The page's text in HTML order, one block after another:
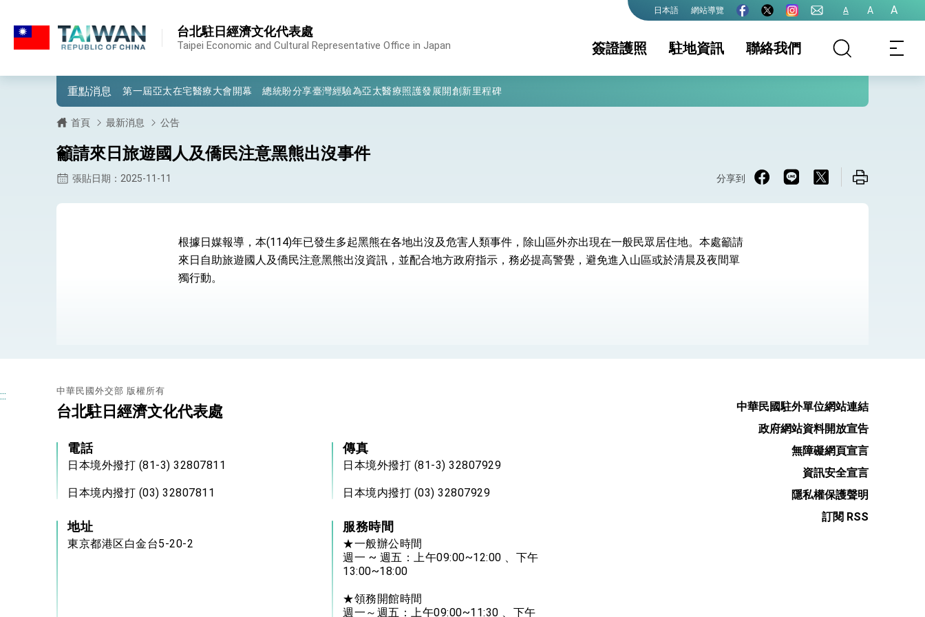
日本語 網站導覽 A A A
台北駐日經濟文化代表處
Taipei Economic and Cultural Representative Office in Japan 簽證護照
服務項目 領務最新資訊
護照
赴台
表
駐地資訊
簽證及入境須知 國家相關資訊
生活資訊
聯絡我們
重點消息
外交部重要言論
第一屆亞太在宅醫療大會開幕 總統盼分享臺灣經驗為亞太醫療照護發展開創新里程碑
外交部發布WHA文宣影片「台灣醫療點亮世界」及「台灣智慧醫療與健康產業展」預告短片，向世界展現台灣守護全球健康的創新能量
總統出訪史瓦帝尼返國談話 強調臺灣人有權利走向世界 盼與理念相近國家共同維護國際秩序
堅定走向世界 賴總統抵達史瓦帝尼王國進行國是訪問
總統與五院院長新春茶敘 盼化分歧為團結、為國家邁出合作第一步
台美貿易協議完成簽署達成6大目標、創5大歷史性突破 總統強調將以3大面向加速臺灣經濟轉型升級 籲請立院全力支持並盡速通過
臺美簽署「對等貿易協定」確立對等關稅15%且不疊加 我輸美2072項產品豁免對等關稅
總統主持「台美經濟繁榮夥伴對話」記者會 說明臺美合作三大戰略方向 盼與民主夥伴共同引領 下一個世代的繁榮
外交部長林佳龍接受印尼「時代雜誌」專訪，闡述印太安全局勢，籲深化台印尼半導體供應鏈合作
副總統接見美參議員蓋耶哥 強調美國是臺灣重要合作夥伴
臺美經貿談判獲階段性成果 卓揆期勉爭取時間完成「臺美對等貿易協定」簽署
卓揆：臺美關稅談判階段性結果有助臺灣取得有利戰略地位 全力支持「臺美對等貿易協定」簽署
外交部長林佳龍主持第35次「參與亞太經濟合作策略小組」跨部會會議
首頁 最新消息 公告
籲請來日旅遊國人及僑民注意黑熊出沒事件
張貼日期：2025-11-11 分享到
根據日媒報導，本(114)年已發生多起黑熊在各地出沒及危害人類事件，除山區外亦出現在一般民眾居住地。本處籲請
來日自助旅遊國人及僑民注意黑熊出沒資訊，並配合地方政府指示，務必提高警覺，避免進入山區或於清晨及夜間單
獨行動。
::: 中華民國外交部 版權所有
台北駐日經濟文化代表處
電話
日本境外撥打 (81-3) 32807811
日本境内撥打 (03) 32807811
傳真
日本境外撥打 (81-3) 32807929
日本境内撥打 (03) 32807929
地址
東京都港区白金台5-20-2
服務時間
★一般辦公時間
週一 ~ 週五：上午09:00~12:00 、下午
13:00~18:00
★領務開館時間
週一～週五：上午09:00~11:30 、下午
中華民國駐外單位網站連結
政府網站資料開放宣告
無障礙網頁宣言
資訊安全宣言
隱私權保護聲明
訂閱 RSS